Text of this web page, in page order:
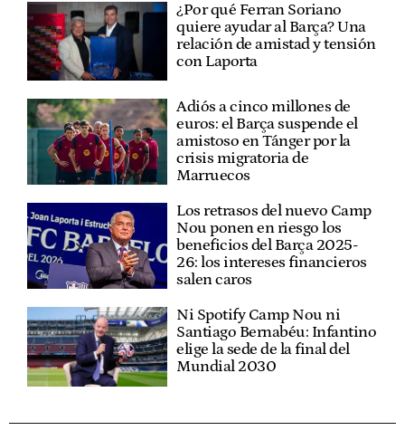
¿Por qué Ferran Soriano
quiere ayudar al Barça? Una
relación de amistad y tensión
con Laporta
Adiós a cinco millones de
euros: el Barça suspende el
amistoso en Tánger por la
crisis migratoria de
Marruecos
Los retrasos del nuevo Camp
Nou ponen en riesgo los
beneficios del Barça 2025-
26: los intereses financieros
salen caros
Ni Spotify Camp Nou ni
Santiago Bernabéu: Infantino
elige la sede de la final del
Mundial 2030